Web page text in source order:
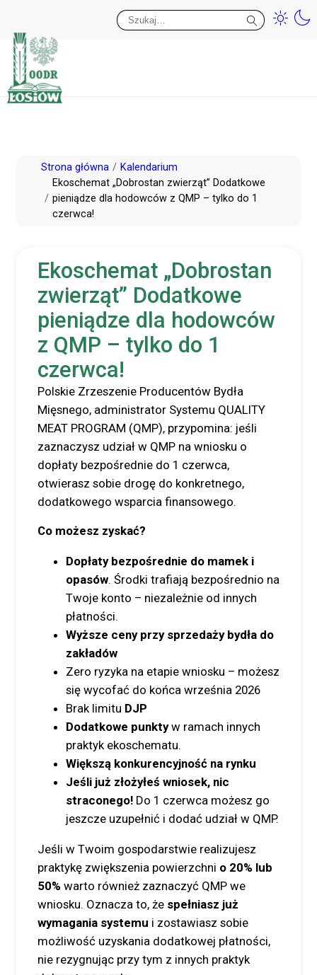
PrzejdźStrona główna
Kalendarium
Ekoschemat „Dobrostan zwierząt” Dodatkowe
pieniądze dla hodowców z QMP – tylko do 1
czerwca!
Ekoschemat „Dobrostan
zwierząt” Dodatkowe
pieniądze dla hodowców
z QMP – tylko do 1
czerwca!
Polskie Zrzeszenie Producentów Bydła
Mięsnego, administrator Systemu QUALITY
MEAT PROGRAM (QMP), przypomina: jeśli
zaznaczysz udział w QMP na wniosku o
dopłaty bezpośrednie do 1 czerwca,
otwierasz sobie drogę do konkretnego,
dodatkowego wsparcia finansowego.
Co możesz zyskać?
Dopłaty bezpośrednie do mamek i
opasów. Środki trafiają bezpośrednio na
Twoje konto – niezależnie od innych
płatności.
Wyższe ceny przy sprzedaży bydła do
zakładów
Zero ryzyka na etapie wniosku – możesz
się wycofać do końca września 2026
Brak limitu DJP
Dodatkowe punktyw ramach innych
praktyk ekoschematu.
Większą konkurencyjność na rynku
Jeśli już złożyłeś wniosek, nic
straconego! Do 1 czerwca możesz go
jeszcze uzupełnić i dodać udział w QMP.
Jeśli w Twoim gospodarstwie realizujesz
praktykę zwiększenia powierzchni o 20% lub
50% warto również zaznaczyć QMP we
wniosku. Oznacza to, że spełniasz już
wymagania systemu i zostawiasz sobie
możliwość uzyskania dodatkowej płatności,
nie rezygnując przy tym z innych praktyk